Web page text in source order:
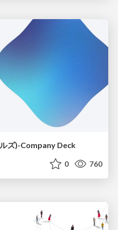
ズ)-Company Deck
0 760